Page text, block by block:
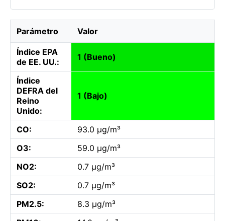
Parámetro Valor
Índice EPA
de EE. UU.:
1 (Bueno)
Índice
DEFRA del
Reino
Unido:
1 (Bajo)
CO:
93.0 µg/m³
O3:
59.0 µg/m³
NO2:
0.7 µg/m³
SO2:
0.7 µg/m³
PM2.5:
8.3 µg/m³